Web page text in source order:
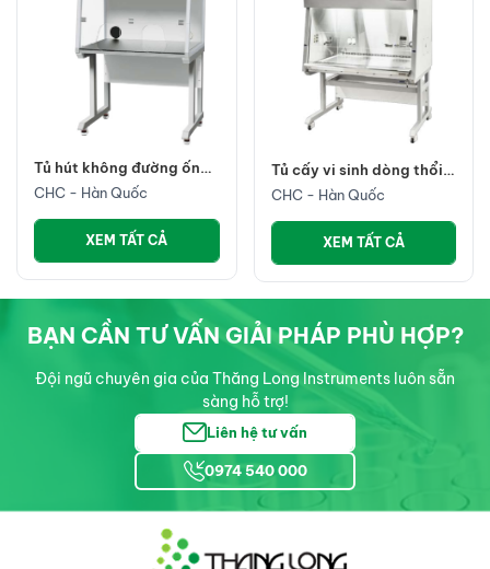
Tủ hút không đường ống
CHC
CHC - Hàn Quốc
XEM TẤT CẢ
Tủ cấy vi sinh dòng thổi
ngang
CHC - Hàn Quốc
XEM TẤT CẢ
BẠN CẦN TƯ VẤN GIẢI PHÁP PHÙ HỢP?
Đội ngũ chuyên gia của Thăng Long Instruments luôn sẵn
sàng hỗ trợ!
Liên hệ tư vấn
0974 540 000